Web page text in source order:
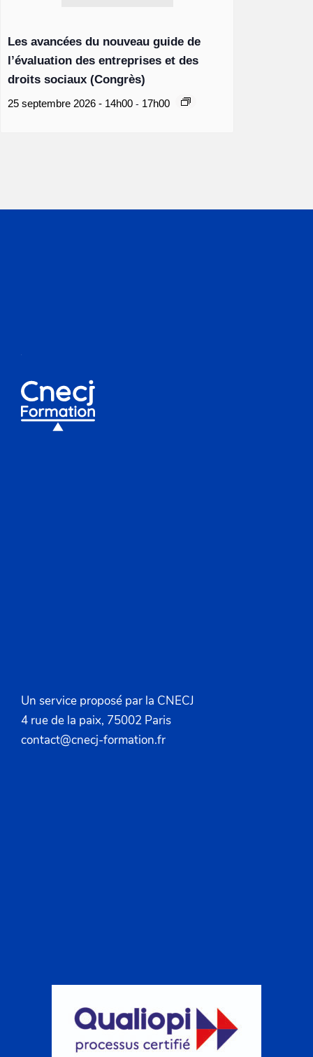
Les avancées du nouveau guide de
l’évaluation des entreprises et des
droits sociaux (Congrès)
25 septembre 2026 - 14h00 - 17h00
Un service proposé par la CNECJ
4 rue de la paix, 75002 Paris
contact@cnecj-formation.fr